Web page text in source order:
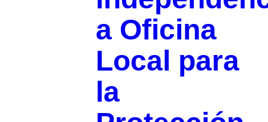
a Oficina
Local para
la